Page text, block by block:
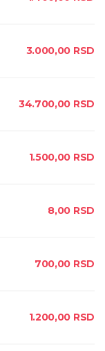
3.000,00 RSD
34.700,00 RSD
1.500,00 RSD
8,00 RSD
700,00 RSD
1.200,00 RSD